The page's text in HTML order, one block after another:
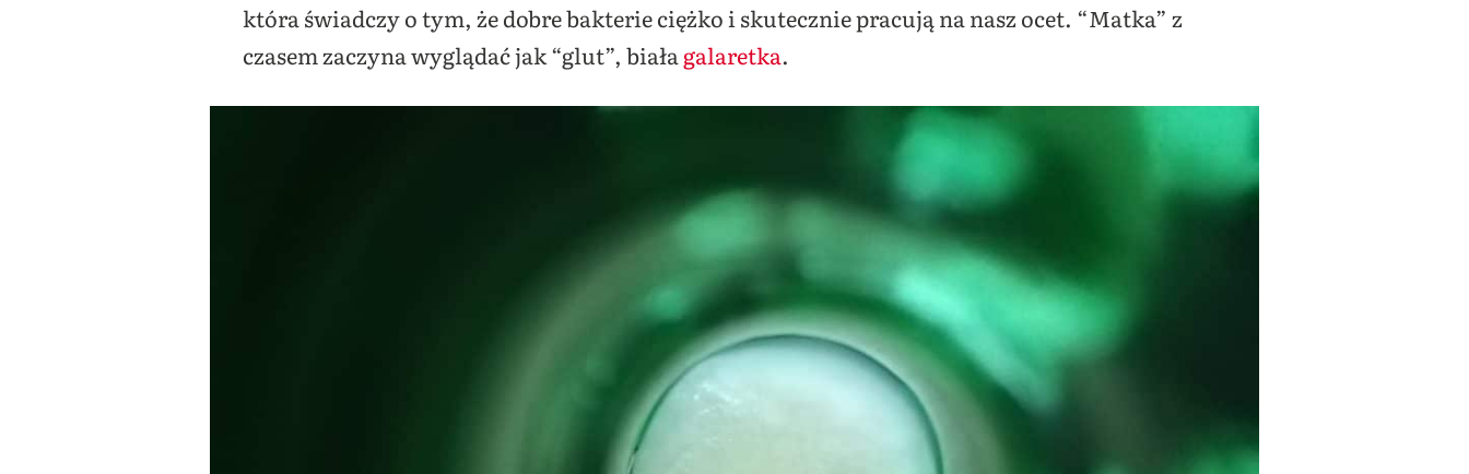
która świadczy o tym, że dobre bakterie ciężko i skutecznie pracują na nasz ocet. “Matka” z
czasem zaczyna wyglądać jak “glut”, białagalaretka.